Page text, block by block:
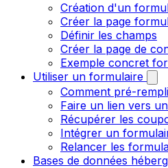
Création d'un
Créer la page
Définir les champs
Créer la page de
Exemple concret
Utiliser un formulaire
Comment pré-
Faire un lien vers
Récupérer les
Intégrer un
Relancer les
Bases de données